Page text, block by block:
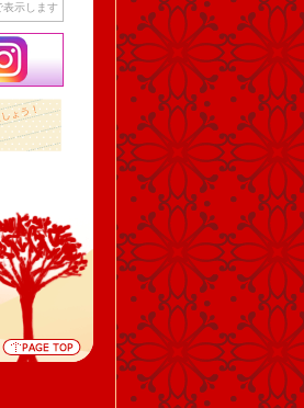
示します